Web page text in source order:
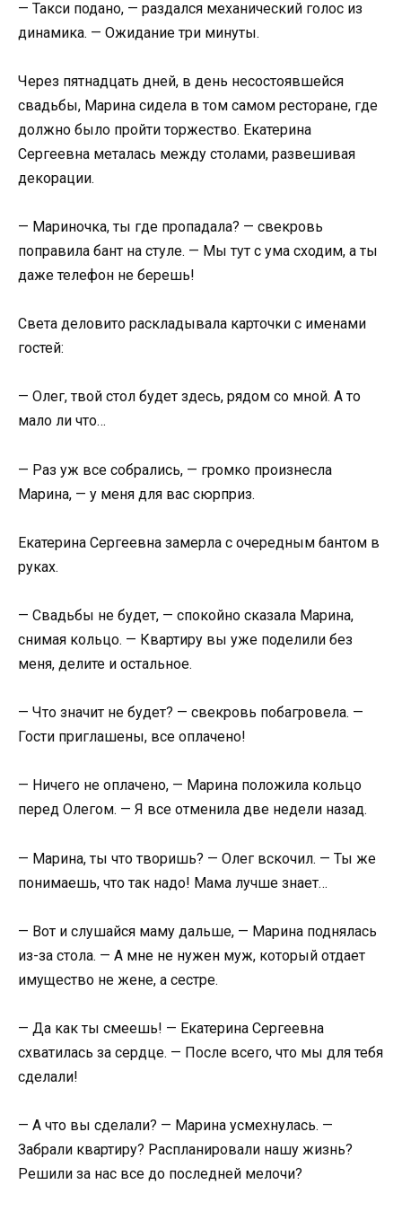
— Такси подано, — раздался механический голос из
динамика. — Ожидание три минуты.
Через пятнадцать дней, в день несостоявшейся
свадьбы, Марина сидела в том самом ресторане, где
должно было пройти торжество. Екатерина
Сергеевна металась между столами, развешивая
декорации.
— Мариночка, ты где пропадала? — свекровь
поправила бант на стуле. — Мы тут с ума сходим, а ты
даже телефон не берешь!
Света деловито раскладывала карточки с именами
гостей:
— Олег, твой стол будет здесь, рядом со мной. А то
мало ли что…
— Раз уж все собрались, — громко произнесла
Марина, — у меня для вас сюрприз.
Екатерина Сергеевна замерла с очередным бантом в
руках.
— Свадьбы не будет, — спокойно сказала Марина,
снимая кольцо. — Квартиру вы уже поделили без
меня, делите и остальное.
— Что значит не будет? — свекровь побагровела. —
Гости приглашены, все оплачено!
— Ничего не оплачено, — Марина положила кольцо
перед Олегом. — Я все отменила две недели назад.
— Марина, ты что творишь? — Олег вскочил. — Ты же
понимаешь, что так надо! Мама лучше знает…
— Вот и слушайся маму дальше, — Марина поднялась
из-за стола. — А мне не нужен муж, который отдает
имущество не жене, а сестре.
— Да как ты смеешь! — Екатерина Сергеевна
схватилась за сердце. — После всего, что мы для тебя
сделали!
— А что вы сделали? — Марина усмехнулась. —
Забрали квартиру? Распланировали нашу жизнь?
Решили за нас все до последней мелочи?